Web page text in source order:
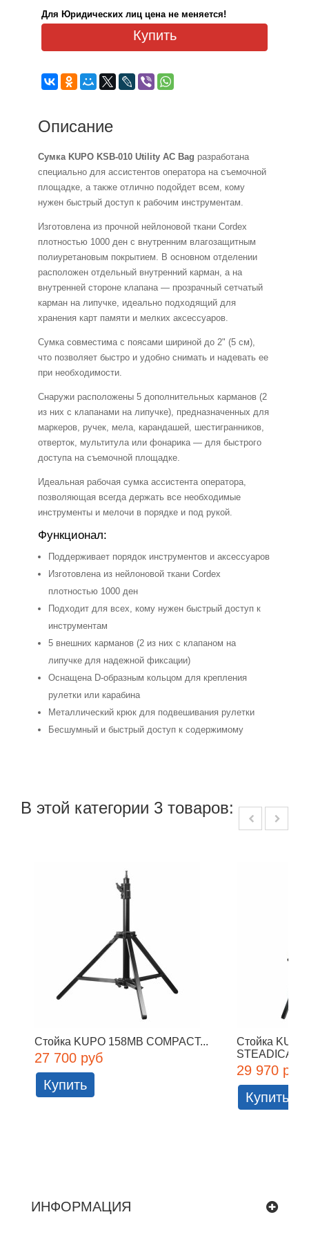
Для Юридических лиц цена не меняется!
Купить
Описание
Сумка KUPO KSB-010 Utility AC Bag разработана
специально для ассистентов оператора на съемочной
площадке, а также отлично подойдет всем, кому
нужен быстрый доступ к рабочим инструментам.
Изготовлена из прочной нейлоновой ткани Cordex
плотностью 1000 ден с внутренним влагозащитным
полиуретановым покрытием. В основном отделении
расположен отдельный внутренний карман, а на
внутренней стороне клапана — прозрачный сетчатый
карман на липучке, идеально подходящий для
хранения карт памяти и мелких аксессуаров.
Сумка совместима с поясами шириной до 2" (5 см),
что позволяет быстро и удобно снимать и надевать ее
при необходимости.
Снаружи расположены 5 дополнительных карманов (2
из них с клапанами на липучке), предназначенных для
маркеров, ручек, мела, карандашей, шестигранников,
отверток, мультитула или фонарика — для быстрого
доступа на съемочной площадке.
Идеальная рабочая сумка ассистента оператора,
позволяющая всегда держать все необходимые
инструменты и мелочи в порядке и под рукой.
Функционал:
Поддерживает порядок инструментов и аксессуаров
Изготовлена из нейлоновой ткани Cordex
плотностью 1000 ден
Подходит для всех, кому нужен быстрый доступ к
инструментам
5 внешних карманов (2 из них с клапаном на
липучке для надежной фиксации)
Оснащена D-образным кольцом для крепления
рулетки или карабина
Металлический крюк для подвешивания рулетки
Бесшумный и быстрый доступ к содержимому
В этой категории 3 товаров:
Стойка KUPO 158MB COMPACT...
27 700 руб
Купить
Стойка
STEADICAM
29 970 руб
Купить
ИНФОРМАЦИЯ